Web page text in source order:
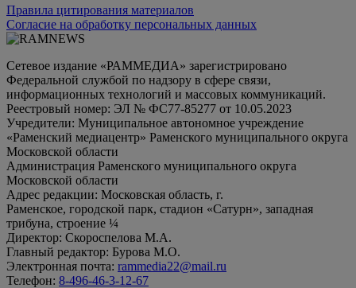
Правила цитирования материалов
Согласие на обработку персональных данных
Сетевое издание «РАММЕДИА» зарегистрировано
Федеральной службой по надзору в сфере связи,
информационных технологий и массовых коммуникаций.
Реестровый номер: ЭЛ № ФС77-85277 от 10.05.2023
Учредители: Муниципальное автономное учреждение
«Раменский медиацентр» Раменского муниципального округа
Московской области
Администрация Раменского муниципального округа
Московской области
Адрес редакции: Московская область, г.
Раменское, городской парк, стадион «Сатурн», западная
трибуна, строение ¼
Директор: Скороспелова М.А.
Главный редактор: Бурова М.О.
Электронная почта: rammedia22@mail.ru
Телефон: 8-496-46-3-12-67